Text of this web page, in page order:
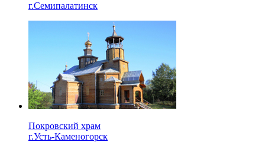
г.Семипалатинск
Покровский храм
г.Усть-Каменогорск